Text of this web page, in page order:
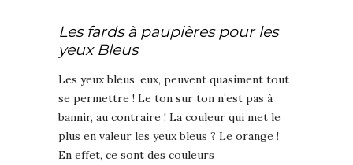
Les fards à paupières pour les
yeux Bleus
Les yeux bleus, eux, peuvent quasiment tout
se permettre ! Le ton sur ton n’est pas à
bannir, au contraire ! La couleur qui met le
plus en valeur les yeux bleus ? Le orange !
En effet, ce sont des couleurs